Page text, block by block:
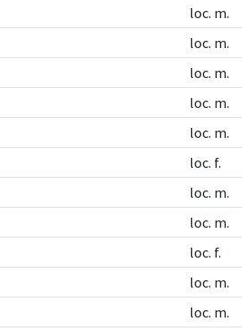
loc. m.
loc. m.
loc. m.
loc. m.
loc. m.
loc. f.
loc. m.
loc. m.
loc. f.
loc. m.
loc. m.